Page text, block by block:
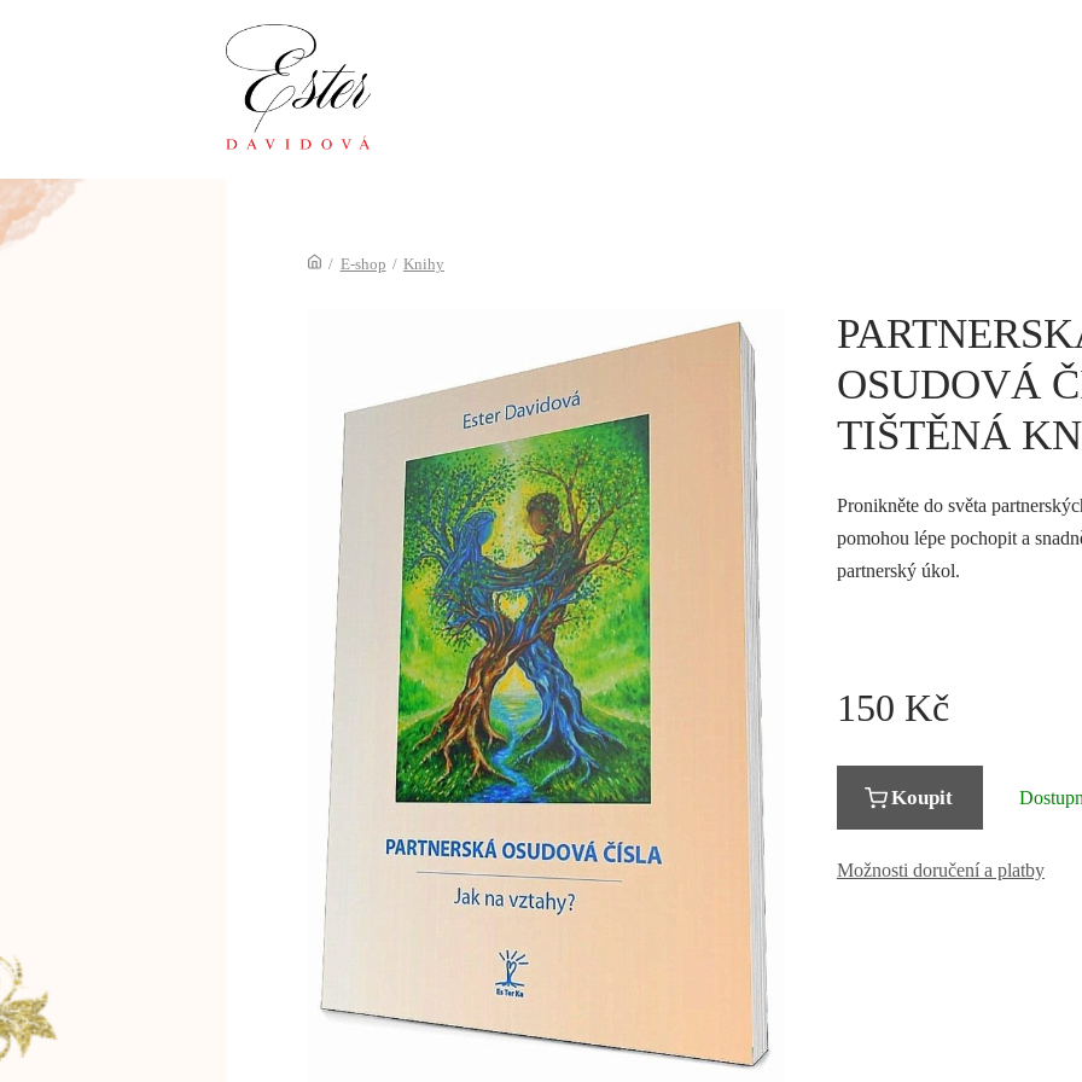
/ E-shop / Knihy
OSUDOVÁ
TIŠTĚNÁ
Pronikněte do světa
pomohou lépe pochopit a
partnerský úkol.
150 Kč
Koupit
Možnosti doručení a platby